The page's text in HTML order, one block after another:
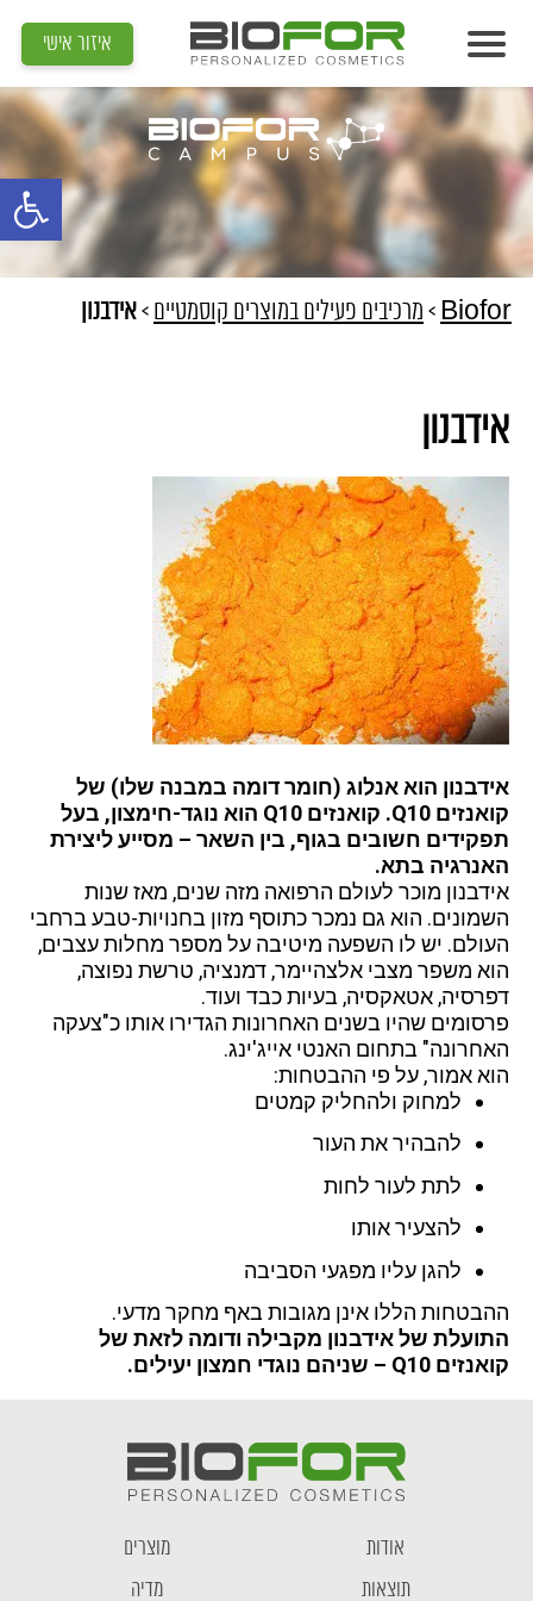
פתח סרגל
אודות
מוצרים
תוצאות
מדיה
מאמרים
איתור קוסמטיקאית
איזור אישי
Biofor
> מרכיבים פעילים במוצרים קוסמטיים >אידבנון
אידבנון
אידבנון הוא אנלוג (חומר דומה במבנה שלו) של
קואנזים Q10. קואנזים Q10 הוא נוגד-חימצון, בעל
תפקידים חשובים בגוף, בין השאר – מסייע ליצירת
האנרגיה בתא.
אידבנון מוכר לעולם הרפואה מזה שנים, מאז שנות
השמונים. הוא גם נמכר כתוסף מזון בחנויות-טבע ברחבי
העולם. יש לו השפעה מיטיבה על מספר מחלות עצבים,
הוא משפר מצבי אלצהיימר, דמנציה, טרשת נפוצה,
דפרסיה, אטאקסיה, בעיות כבד ועוד.
פרסומים שהיו בשנים האחרונות הגדירו אותו כ"צעקה
האחרונה" בתחום האנטי אייג'ינג.
הוא אמור, על פי ההבטחות:
למחוק ולהחליק קמטים
להבהיר את העור
לתת לעור לחות
להצעיר אותו
להגן עליו מפגעי הסביבה
ההבטחות הללו אינן מגובות באף מחקר מדעי.
התועלת של אידבנון מקבילה ודומה לזאת של
קואנזים Q10 – שניהם נוגדי חמצון יעילים.
אודות
מוצרים
תוצאות
מדיה